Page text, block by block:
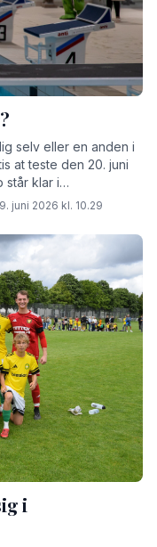
selv eller en anden i
at teste den 20. juni
står klar i
juni 2026 kl. 10.29
i